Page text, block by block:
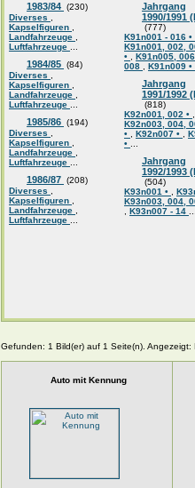
1983/84 (230)
Diverses
Kapselfiguren
Landfahrzeuge
Luftfahrzeuge
1984/85 (84)
Diverses
Kapselfiguren
Landfahrzeuge
Luftfahrzeuge
1985/86 (194)
Diverses
Kapselfiguren
Landfahrzeuge
Luftfahrzeuge
1986/87 (208)
Diverses
Kapselfiguren
Landfahrzeuge
Luftfahrzeuge
Jahrgang
1990/1991
(777)
K91n001 - 016 •
K91n001, 002,
•
K91n005,
008
K91n009 •
Jahrgang
1991/1992
(818)
K92n001, 002 •
K92n003, 004,
•
K92n007 •
•
Jahrgang
1992/1993
(504)
K93n001 •
K93n003, 004,
K93n007 - 14
Gefunden: 1 Bild(er) auf 1 Seite(n). Angezeigt:
Auto mit Kennung